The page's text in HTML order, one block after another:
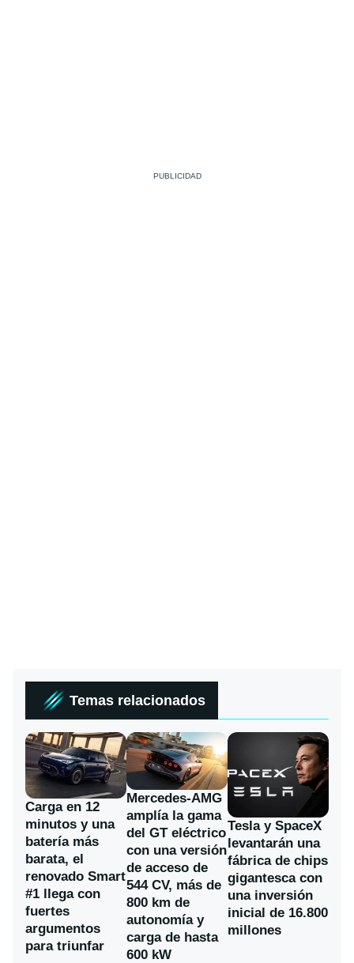
Temas relacionados
Carga en 12
minutos y una
batería más
barata, el
renovado Smart
#1 llega con
fuertes
argumentos
para triunfar
Mercedes-AMG
amplía la gama
del GT eléctrico
con una versión
de acceso de
544 CV, más de
800 km de
autonomía y
carga de hasta
600 kW
Tesla y SpaceX
levantarán una
fábrica de chips
gigantesca con
una inversión
inicial de 16.800
millones